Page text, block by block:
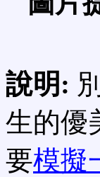
說明:
生的優
要模擬